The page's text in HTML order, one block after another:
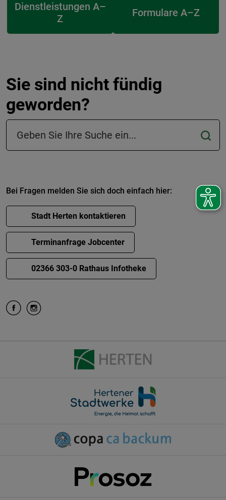
Dienstleistungen A–
Z
Formulare A–Z
Sie sind nicht fündig
geworden?
Suchfeld in der Fußzeile
Bei Fragen melden Sie sich doch einfach hier:
Stadt Herten kontaktieren
Terminanfrage Jobcenter
02366 303-0 Rathaus Infotheke